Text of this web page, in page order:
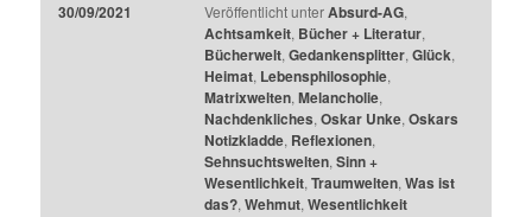
30/09/2021 Veröffentlicht unter Absurd-AG,
Achtsamkeit, Bücher + Literatur,
Bücherwelt, Gedankensplitter, Glück,
Heimat, Lebensphilosophie,
Matrixwelten, Melancholie,
Nachdenkliches, Oskar Unke, Oskars
Notizkladde, Reflexionen,
Sehnsuchtswelten, Sinn +
Wesentlichkeit, Traumwelten, Was ist
das?, Wehmut, Wesentlichkeit